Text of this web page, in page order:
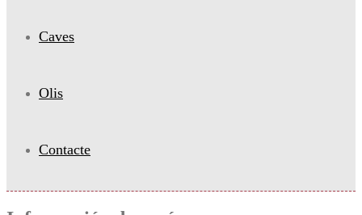
Caves
Olis
Contacte